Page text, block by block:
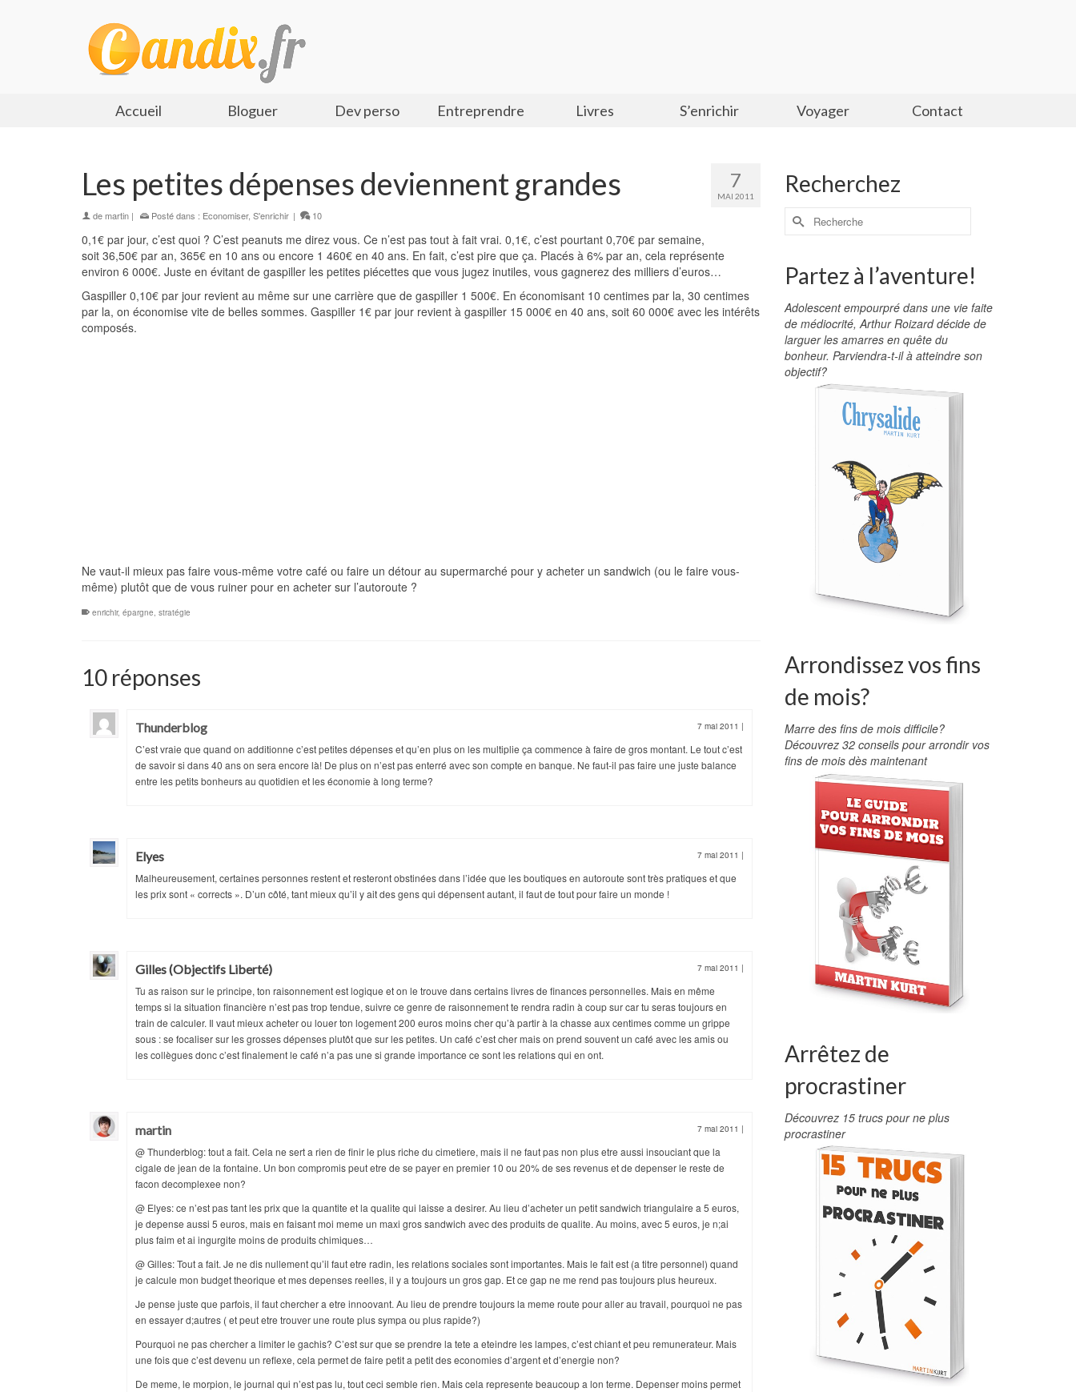
Accueil Bloguer Dev perso Entreprendre Livres S’enrichir Voyager Contact
7
MAI 2011
Les petites dépenses deviennent grandes
demartin | Posté dans : Economiser, S'enrichir | 10
0,1€ par jour, c’est quoi ? C’est peanuts me direz vous. Ce n’est pas tout à fait vrai. 0,1€, c’est pourtant 0,70€ par semaine,
soit 36,50€ par an, 365€ en 10 ans ou encore 1 460€ en 40 ans. En fait, c’est pire que ça. Placés à 6% par an, cela représente
environ 6 000€. Juste en évitant de gaspiller les petites piécettes que vous jugez inutiles, vous gagnerez des milliers d’euros…
Gaspiller 0,10€ par jour revient au même sur une carrière que de gaspiller 1 500€. En économisant 10 centimes par la, 30 centimes
par la, on économise vite de belles sommes. Gaspiller 1€ par jour revient à gaspiller 15 000€ en 40 ans, soit 60 000€ avec les intérêts
composés.
Ne vaut-il mieux pas faire vous-même votre café ou faire un détour au supermarché pour y acheter un sandwich (ou le faire vous-
même) plutôt que de vous ruiner pour en acheter sur l’autoroute ?
enrichir, épargne, stratégie
10 réponses
Thunderblog 7 mai 2011 |
C’est vraie que quand on additionne c’est petites dépenses et qu’en plus on les multiplie ça commence à faire de gros montant. Le tout c’est
de savoir si dans 40 ans on sera encore là! De plus on n’est pas enterré avec son compte en banque. Ne faut-il pas faire une juste balance
entre les petits bonheurs au quotidien et les économie à long terme?
Elyes 7 mai 2011 |
Malheureusement, certaines personnes restent et resteront obstinées dans l’idée que les boutiques en autoroute sont très pratiques et que
les prix sont « corrects ». D’un côté, tant mieux qu’il y ait des gens qui dépensent autant, il faut de tout pour faire un monde !
Gilles (Objectifs Liberté) 7 mai 2011 |
Tu as raison sur le principe, ton raisonnement est logique et on le trouve dans certains livres de finances personnelles. Mais en même
temps si la situation financière n’est pas trop tendue, suivre ce genre de raisonnement te rendra radin à coup sur car tu seras toujours en
train de calculer. Il vaut mieux acheter ou louer ton logement 200 euros moins cher qu’à partir à la chasse aux centimes comme un grippe
sous : se focaliser sur les grosses dépenses plutôt que sur les petites. Un café c’est cher mais on prend souvent un café avec les amis ou
les collègues donc c’est finalement le café n’a pas une si grande importance ce sont les relations qui en ont.
martin 7 mai 2011 |
@ Thunderblog: tout a fait. Cela ne sert a rien de finir le plus riche du cimetiere, mais il ne faut pas non plus etre aussi insouciant que la
cigale de jean de la fontaine. Un bon compromis peut etre de se payer en premier 10 ou 20% de ses revenus et de depenser le reste de
facon decomplexee non?
@ Elyes: ce n’est pas tant les prix que la quantite et la qualite qui laisse a desirer. Au lieu d’acheter un petit sandwich triangulaire a 5 euros,
je depense aussi 5 euros, mais en faisant moi meme un maxi gros sandwich avec des produits de qualite. Au moins, avec 5 euros, je n;ai
plus faim et ai ingurgite moins de produits chimiques…
@ Gilles: Tout a fait. Je ne dis nullement qu’il faut etre radin, les relations sociales sont importantes. Mais le fait est (a titre personnel) quand
je calcule mon budget theorique et mes depenses reelles, il y a toujours un gros gap. Et ce gap ne me rend pas toujours plus heureux.
Je pense juste que parfois, il faut chercher a etre innoovant. Au lieu de prendre toujours la meme route pour aller au travail, pourquoi ne pas
en essayer d;autres ( et peut etre trouver une route plus sympa ou plus rapide?)
Pourquoi ne pas chercher a limiter le gachis? C’est sur que se prendre la tete a eteindre les lampes, c’est chiant et peu remunerateur. Mais
une fois que c’est devenu un reflexe, cela permet de faire petit a petit des economies d’argent et d’energie non?
De meme, le morpion, le journal qui n’est pas lu, tout ceci semble rien. Mais cela represente beaucoup a lon terme. Depenser moins permet
Recherchez
Partez à l’aventure!
Adolescent empourpré dans une vie faite
de médiocrité, Arthur Roizard décide de
larguer les amarres en quête du
bonheur. Parviendra-t-il à atteindre son
objectif?
Arrondissez vos fins
de mois?
Marre des fins de mois difficile?
Découvrez 32 conseils pour arrondir vos
fins de mois dès maintenant
Arrêtez de
procrastiner
Découvrez 15 trucs pour ne plus
procrastiner